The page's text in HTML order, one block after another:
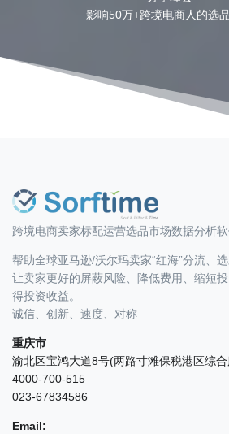
影响50万+跨境电商人的选
跨境电商卖家标配运营选品市场数据分析
帮助全球亚马逊/沃尔玛卖家“红海”分流、
让卖家更好的屏蔽风险、降低费用、缩短
得投资收益。
诚信、创新、速度、对称
重庆市
渝北区宝鸿大道8号(两路寸滩保税港区综
4000-700-515
023-67834586
Email: